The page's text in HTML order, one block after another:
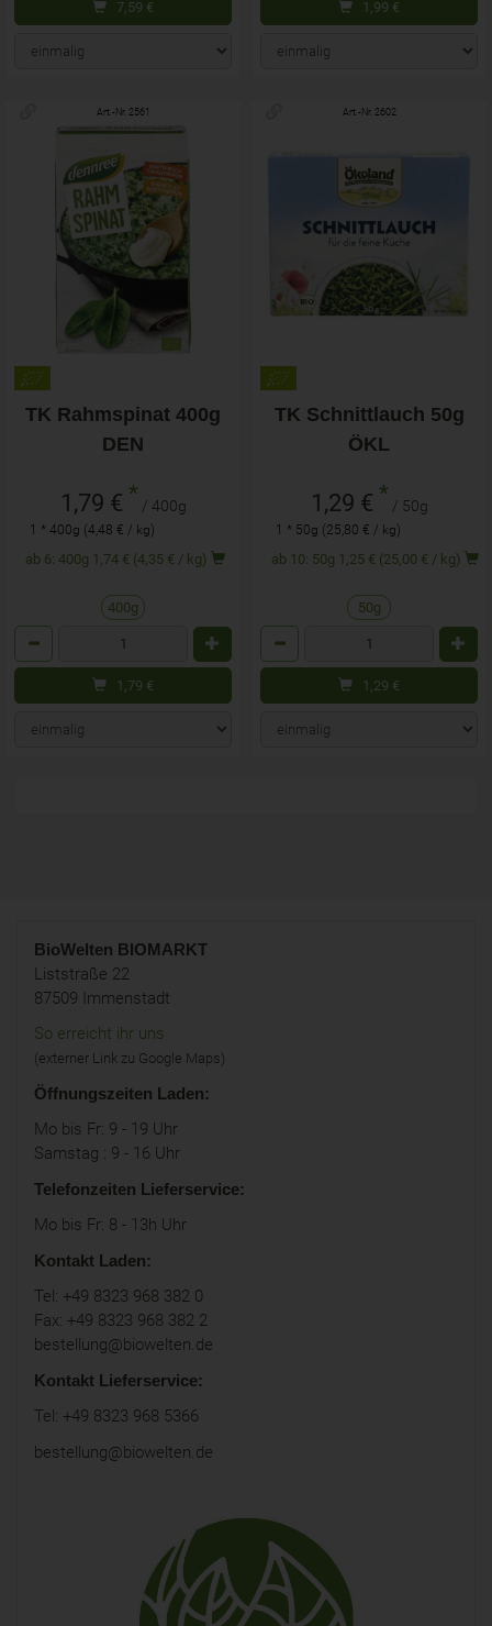
7,59 € 1,99 €
Art.-Nr. 2561
TK Rahmspinat 400g
DEN
1,79 € * / 400g
1 * 400g (4,48 € / kg)
ab 6: 400g 1,74 € (4,35 € / kg)
400g
1,79 €
Art.-Nr. 2602
TK Schnittlauch 50g
ÖKL
1,29 € * / 50g
1 * 50g (25,80 € / kg)
ab 10: 50g 1,25 € (25,00 € / kg)
50g
1,29 €
BioWelten BIOMARKT
Liststraße 22
87509 Immenstadt
So erreicht ihr uns
(externer Link zu Google Maps)
Öffnungszeiten Laden:
Mo bis Fr: 9 - 19 Uhr
Samstag : 9 - 16 Uhr
Telefonzeiten Lieferservice:
Mo bis Fr: 8 - 13h Uhr
Kontakt Laden:
Tel: +49 8323 968 382 0
Fax: +49 8323 968 382 2
bestellung@biowelten.de
Kontakt Lieferservice:
Tel: +49 8323 968 5366
bestellung@biowelten.de